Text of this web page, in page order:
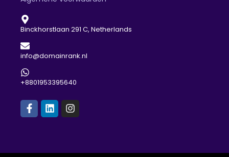
Binckhorstlaan 291 C, Netherlands
info@domainrank.nl
+8801953395640